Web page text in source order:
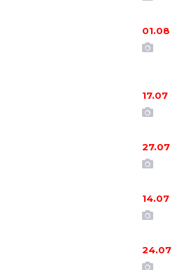
01.08
17.07
27.07
14.07
24.07